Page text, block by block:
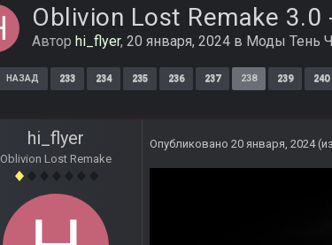
Oblivion Lost Remake 3.0
Автор hi_flyer, 20 января, 2024 в Моды Тень
НАЗАД 233 234 235 236 237 238 239 240
hi_flyer
Oblivion Lost Remake
Опубликовано 20 января, 2024